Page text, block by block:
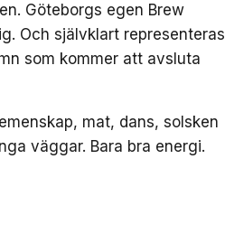
Göteborgs egen Brew
Och självklart representeras
som kommer att avsluta
mat, dans, solsken
väggar. Bara bra energi.